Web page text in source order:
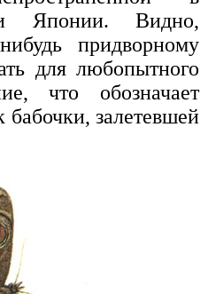
Японии. Видно,
придворному
для любопытного
что обозначает
залетевшей